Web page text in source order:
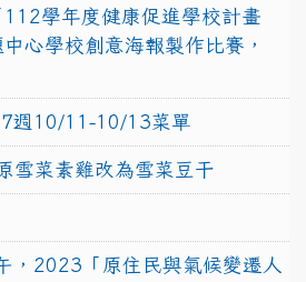
學年度健康促進學校計畫
心學校創意海報製作比賽，
週10/11-10/13菜單
雪菜素雞改為雪菜豆干
，2023「原住民與氣候變遷人